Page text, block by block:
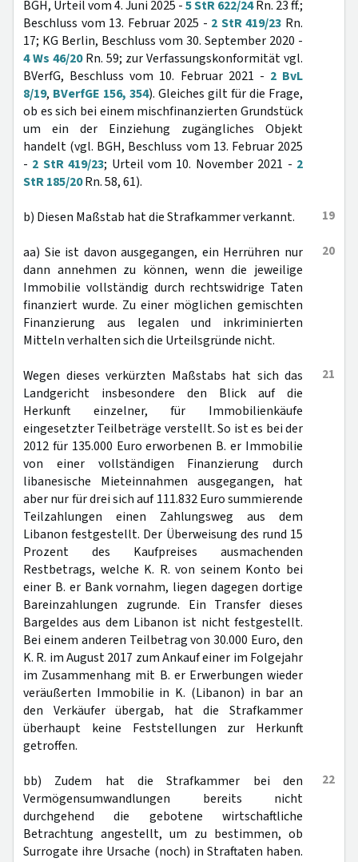
BGH, Urteil vom 4. Juni 2025 -5 StR 622/24Rn. 23 ff.;
Beschluss vom 13. Februar 2025 - 2 StR 419/23 Rn.
17; KG Berlin, Beschluss vom 30. September 2020 -
4 Ws 46/20Rn. 59; zur Verfassungskonformität vgl.
BVerfG, Beschluss vom 10. Februar 2021 - 2 BvL
8/19, BVerfGE 156, 354). Gleiches gilt für die Frage,
ob es sich bei einem mischfinanzierten Grundstück
um ein der Einziehung zugängliches Objekt
handelt (vgl. BGH, Beschluss vom 13. Februar 2025
- 2 StR 419/23; Urteil vom 10. November 2021 - 2
StR 185/20Rn. 58, 61).
19
b) Diesen Maßstab hat die Strafkammer verkannt.
20
aa) Sie ist davon ausgegangen, ein Herrühren nur
dann annehmen zu können, wenn die jeweilige
Immobilie vollständig durch rechtswidrige Taten
finanziert wurde. Zu einer möglichen gemischten
Finanzierung aus legalen und inkriminierten
Mitteln verhalten sich die Urteilsgründe nicht.
21
Wegen dieses verkürzten Maßstabs hat sich das
Landgericht insbesondere den Blick auf die
Herkunft einzelner, für Immobilienkäufe
eingesetzter Teilbeträge verstellt. So ist es bei der
2012 für 135.000 Euro erworbenen B. er Immobilie
von einer vollständigen Finanzierung durch
libanesische Mieteinnahmen ausgegangen, hat
aber nur für drei sich auf 111.832 Euro summierende
Teilzahlungen einen Zahlungsweg aus dem
Libanon festgestellt. Der Überweisung des rund 15
Prozent des Kaufpreises ausmachenden
Restbetrags, welche K. R. von seinem Konto bei
einer B. er Bank vornahm, liegen dagegen dortige
Bareinzahlungen zugrunde. Ein Transfer dieses
Bargeldes aus dem Libanon ist nicht festgestellt.
Bei einem anderen Teilbetrag von 30.000 Euro, den
K. R. im August 2017 zum Ankauf einer im Folgejahr
im Zusammenhang mit B. er Erwerbungen wieder
veräußerten Immobilie in K. (Libanon) in bar an
den Verkäufer übergab, hat die Strafkammer
überhaupt keine Feststellungen zur Herkunft
getroffen.
22
bb) Zudem hat die Strafkammer bei den
Vermögensumwandlungen bereits nicht
durchgehend die gebotene wirtschaftliche
Betrachtung angestellt, um zu bestimmen, ob
Surrogate ihre Ursache (noch) in Straftaten haben.